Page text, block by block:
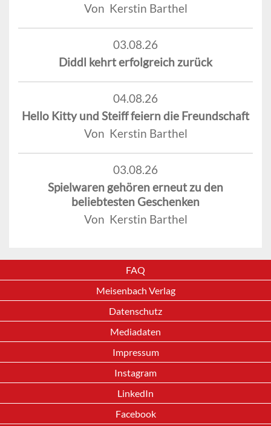
Von Kerstin Barthel
03.08.26
Diddl kehrt erfolgreich zurück
04.08.26
Hello Kitty und Steiff feiern die Freundschaft
Von Kerstin Barthel
03.08.26
Spielwaren gehören erneut zu den
beliebtesten Geschenken
Von Kerstin Barthel
FAQ
Meisenbach Verlag
Datenschutz
Mediadaten
Impressum
Instagram
LinkedIn
Facebook